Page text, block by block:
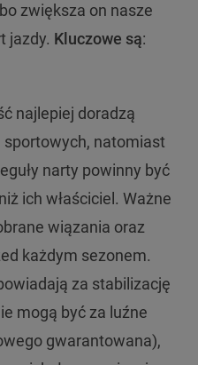
zwiększa on nasze
jazdy. Kluczowe są:
najlepiej doradzą
natomiast
narty powinny być
ich właściciel. Ważne
wiązania oraz
każdym sezonem.
za stabilizację
mogą być za luźne
gwarantowana),